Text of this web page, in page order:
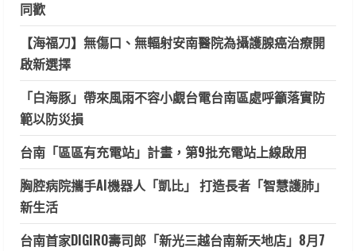
同歡
【海福刀】無傷口、無輻射安南醫院為攝護腺癌治療開
啟新選擇
「白海豚」帶來風雨不容小覷台電台南區處呼籲落實防
範以防災損
台南「區區有充電站」計畫，第9批充電站上線啟用
胸腔病院攜手AI機器人「凱比」 打造長者「智慧護肺」
新生活
台南首家DIGIRO壽司郎「新光三越台南新天地店」8月7